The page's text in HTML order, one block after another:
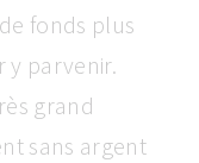
fonds plus
y parvenir.
grand
sans argent